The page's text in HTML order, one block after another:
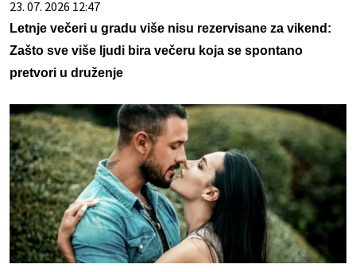
23. 07. 2026 12:47
Letnje večeri u gradu više nisu rezervisane za vikend:
Zašto sve više ljudi bira večeru koja se spontano
pretvori u druženje